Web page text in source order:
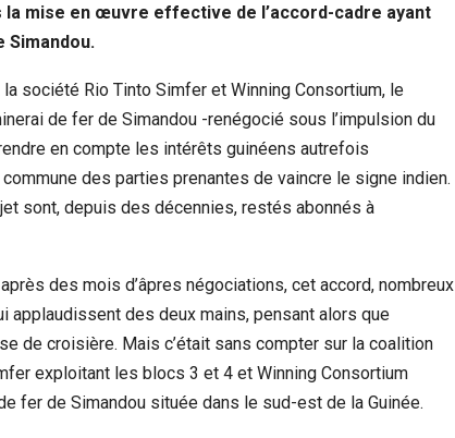
mise en œuvre effective de l’accord-cadre ayant
Simandou.
société Rio Tinto Simfer et Winning Consortium, le
de fer de Simandou -renégocié sous l’impulsion du
en compte les intérêts guinéens autrefois
des parties prenantes de vaincre le signe indien.
sont, depuis des décennies, restés abonnés à
des mois d’âpres négociations, cet accord, nombreux
des deux mains, pensant alors que
de croisière. Mais c’était sans compter sur la coalition
exploitant les blocs 3 et 4 et Winning Consortium
fer de Simandou située dans le sud-est de la Guinée.